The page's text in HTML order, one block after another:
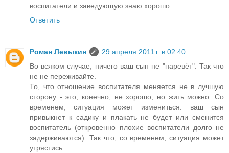
воспитатели и заведующую знаю хорошо.
Ответить
Роман Левыкин
29 апреля 2011 г. в 02:40
Во всяком случае, ничего ваш сын не "наревёт". Так что
не не переживайте.
То, что отношение воспитателя меняется не в лучшую
сторону - это, конечно, не хорошо, но жить можно. Со
временем, ситуация может измениться: ваш сын
привыкнет к садику и плакать не будет или сменится
воспитатель (откровенно плохие воспитатели долго не
задерживаются). Так что, со временем, ситуация может
утрястись.